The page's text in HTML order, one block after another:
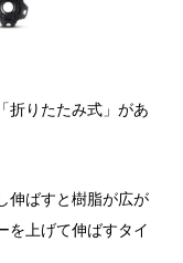
折りたたみ式」があ
伸ばすと樹脂が広が
を上げて伸ばすタイ